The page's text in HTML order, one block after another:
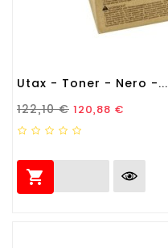
Utax - Toner - Nero -...
Prezzo Standard
122,10 € Prezzo
120,88 €
